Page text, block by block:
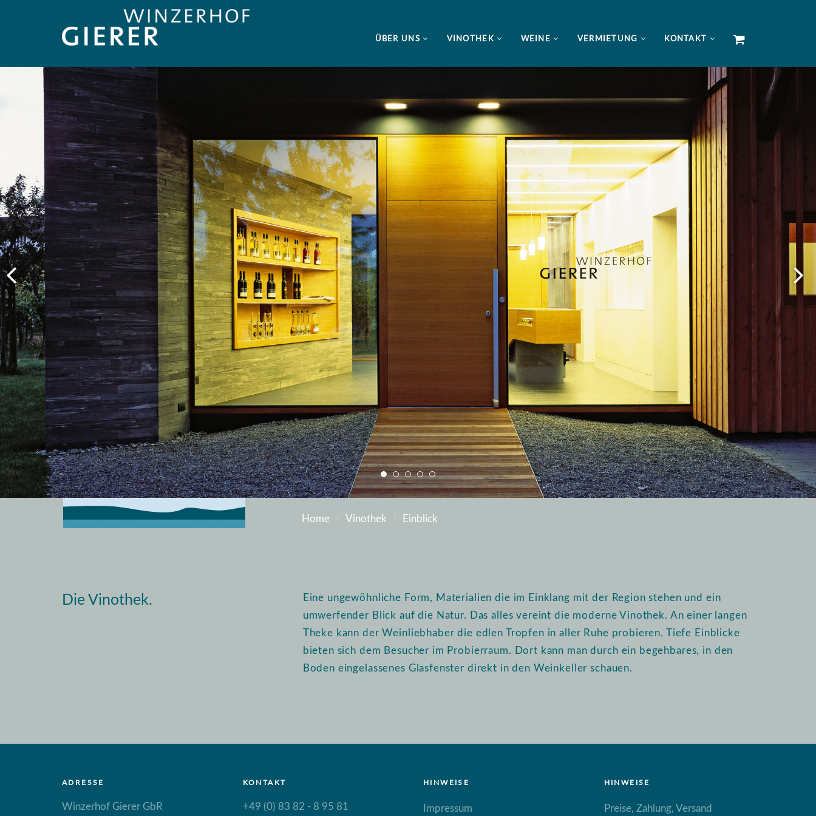
ÜBER UNS VINOTHEK WEINE VERMIETUNG KONTAKT
Home Vinothek Einblick
Die Vinothek.
Eine ungewöhnliche Form, Materialien die im Einklang mit der Region stehen und ein
umwerfender Blick auf die Natur. Das alles vereint die moderne Vinothek. An einer langen
Theke kann der Weinliebhaber die edlen Tropfen in aller Ruhe probieren. Tiefe Einblicke
bieten sich dem Besucher im Probierraum. Dort kann man durch ein begehbares, in den
Boden eingelassenes Glasfenster direkt in den Weinkeller schauen.
ADRESSE
Winzerhof Gierer GbR
KONTAKT
+49 (0) 83 82 - 8 95 81
HINWEISE
Impressum
HINWEISE
Preise, Zahlung, Versand